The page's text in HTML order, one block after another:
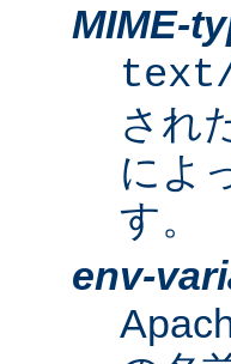
MIME-
され
によ
す。
env-